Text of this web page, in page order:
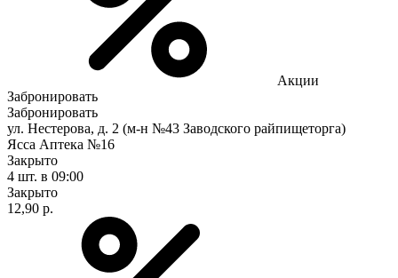
Акции
Забронировать
Забронировать
ул. Нестерова, д. 2 (м-н №43 Заводского райпищеторга)
Ясса Аптека №16
Закрыто
4 шт. в 09:00
Закрыто
12,90 р.